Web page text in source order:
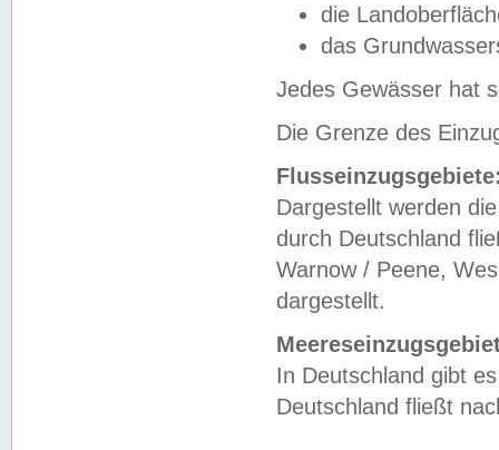
die
das
Jedes Gewässer hat
Die Grenze des
Dargestellt werden
durch Deutschland
Warnow / Peene,
dargestellt.
In Deutschland gibt
Deutschland fließt